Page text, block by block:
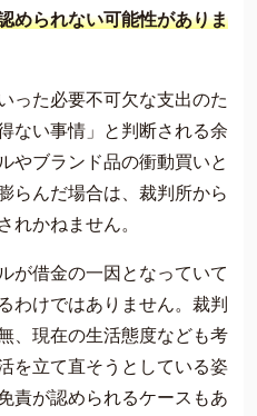
められない可能性がありま
った必要不可欠な支出のた
ない事情」と判断される余
やブランド品の衝動買いと
らんだ場合は、裁判所から
れかねません。
が借金の一因となっていて
わけではありません。裁判
、現在の生活態度なども考
を立て直そうとしている姿
責が認められるケースもあ